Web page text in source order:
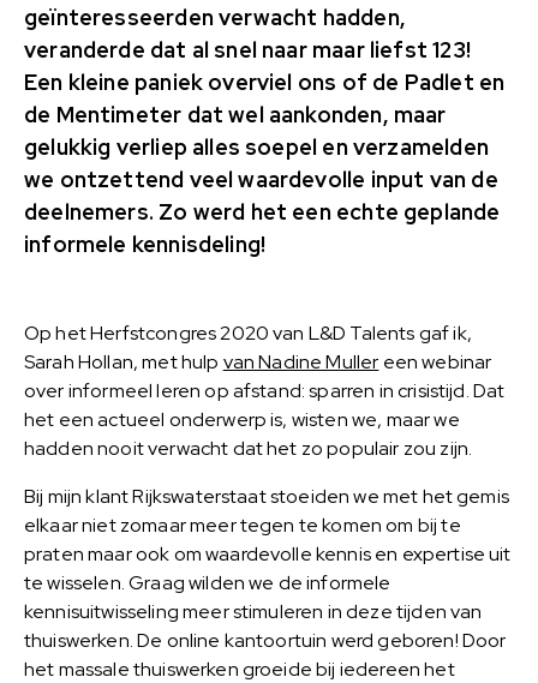
geïnteresseerden verwacht hadden,
veranderde dat al snel naar maar liefst 123!
Een kleine paniek overviel ons of de Padlet en
de Mentimeter dat wel aankonden, maar
gelukkig verliep alles soepel en verzamelden
we ontzettend veel waardevolle input van de
deelnemers. Zo werd het een echte geplande
informele kennisdeling!
Op het Herfstcongres 2020 van L&D Talents gaf ik,
Sarah Hollan, met hulp van Nadine Muller een webinar
over informeel leren op afstand: sparren in crisistijd. Dat
het een actueel onderwerp is, wisten we, maar we
hadden nooit verwacht dat het zo populair zou zijn.
Bij mijn klant Rijkswaterstaat stoeiden we met het gemis
elkaar niet zomaar meer tegen te komen om bij te
praten maar ook om waardevolle kennis en expertise uit
te wisselen. Graag wilden we de informele
kennisuitwisseling meer stimuleren in deze tijden van
thuiswerken. De online kantoortuin werd geboren! Door
het massale thuiswerken groeide bij iedereen het